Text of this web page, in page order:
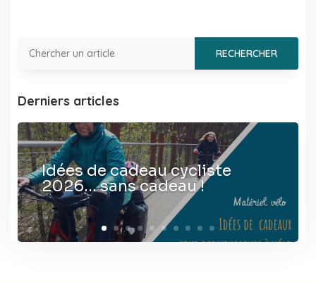
Derniers articles
Idées de cadeau cycliste
2026… sans cadeau !